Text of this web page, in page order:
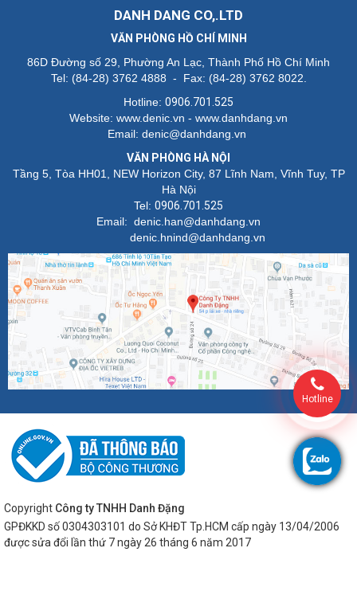
DANH DANG CO,.LTD
VĂN PHÒNG HỒ CHÍ MINH
86D Đường số 29, Phường An Lạc , Thành Phố Hồ Chí Minh
Tel: (84-28) 3762 4888 - Fax: (84-28) 3762 8022.
Hotline: 0906.701.525
Website: www.denic.vn - www.danhdang.vn
Email: denic@danhdang.vn
VĂN PHÒNG HÀ NỘI
Tầng 5, Tòa HH01
, NEW Horizon City, 87 Lĩnh Nam, Vĩnh Tuy, TP
Hà Nội
Tel: 0906.701.525
Email: denic.han@danhdang.vn
denic.hnind@danhdang.vn
Copyright Công ty TNHH Danh Đặng
GPĐKKD số 0304303101 do Sở KHĐT Tp.HCM cấp ngày 13/04/2006
được sửa đổi lần thứ 7 ngày 26 tháng 6 năm 2017
Hotline